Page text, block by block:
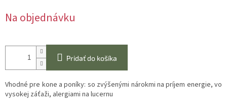
cena:
Na objednávku
Pridať do košíka
Vhodné pre kone a poníky: so zvýšenými nárokmi na príjem energie, vo
vysokej záťaži, alergiami na lucernu